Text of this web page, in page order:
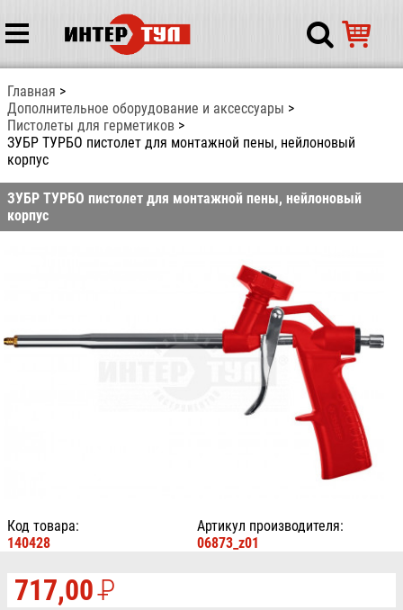
Главная
Дополнительное оборудование и аксессуары
Пистолеты для герметиков
ЗУБР ТУРБО пистолет для монтажной пены, нейлоновый
корпус
ЗУБР ТУРБО пистолет для монтажной пены, нейлоновый
корпус
Код товара:
140428
Артикул производителя:
06873_z01
717,00P